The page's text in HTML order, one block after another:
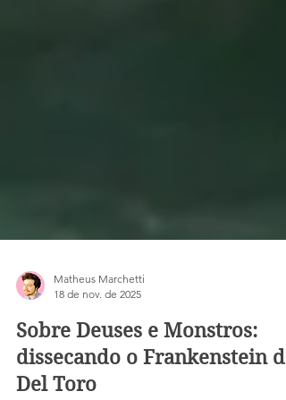
Matheus Marchetti
18 de nov. de 2025
Sobre Deuses e Monstros: